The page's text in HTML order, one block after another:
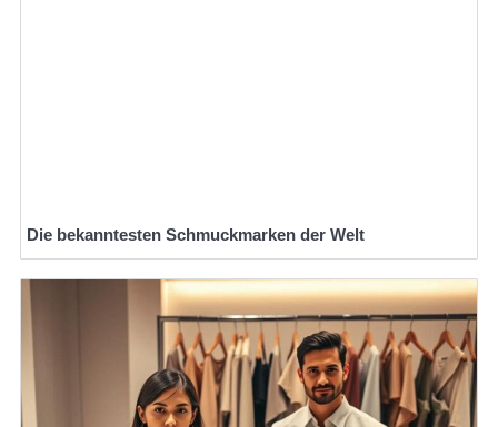
Die bekanntesten Schmuckmarken der Welt